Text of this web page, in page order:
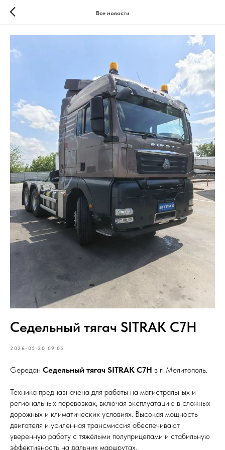
Все новости
Седельный тягач SITRAK C7H
2026-05-20 09:02
Gередан Седельный тягач SITRAK C7H в г. Мелитополь.
Техника предназначена для работы на магистральных и
региональных перевозках, включая эксплуатацию в сложных
дорожных и климатических условиях. Высокая мощность
двигателя и усиленная трансмиссия обеспечивают
уверенную работу с тяжёлыми полуприцепами и стабильную
эффективность на дальних маршрутах.